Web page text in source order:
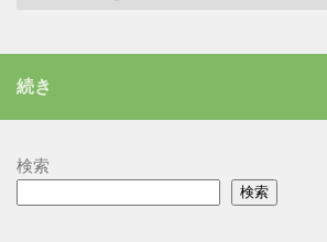
ー
続き
検索
検索